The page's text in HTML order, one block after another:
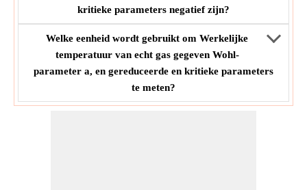
kritieke parameters negatief zijn?
Welke eenheid wordt gebruikt om Werkelijke
temperatuur van echt gas gegeven Wohl-
parameter a, en gereduceerde en kritieke parameters
te meten?